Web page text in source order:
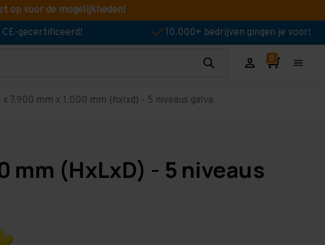
op voor de mogelijkheden!
CE-gecertificeerd! 10.000+ bedrijven gingen je voor!
7.900 mm x 1.000 mm (hxlxd) - 5 niveaus galva
mm (HxLxD) - 5 niveaus